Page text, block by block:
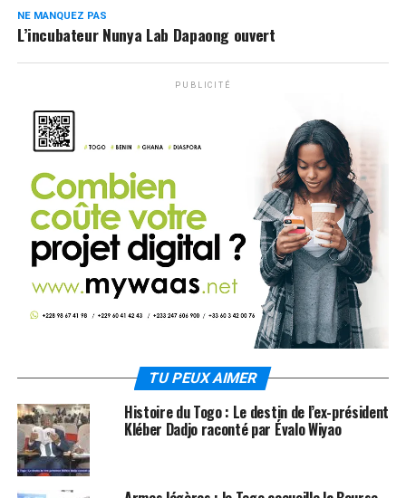
NE MANQUEZ PAS
L’incubateur Nunya Lab Dapaong ouvert
PUBLICITÉ
TU PEUX AIMER
Histoire du Togo : Le destin de l’ex-président
Kléber Dadjo raconté par Évalo Wiyao